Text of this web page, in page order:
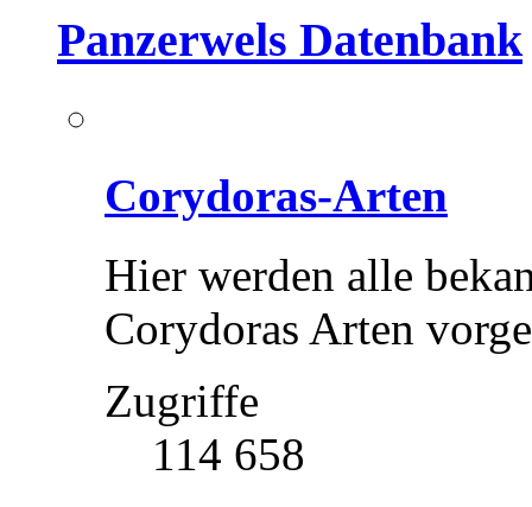
Panzerwels Datenbank
Corydoras-Arten
Hier werden alle
Corydoras Arten
Zugriffe
114 658